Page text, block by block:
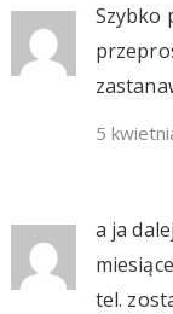
Szybko
5
a ja
tel.